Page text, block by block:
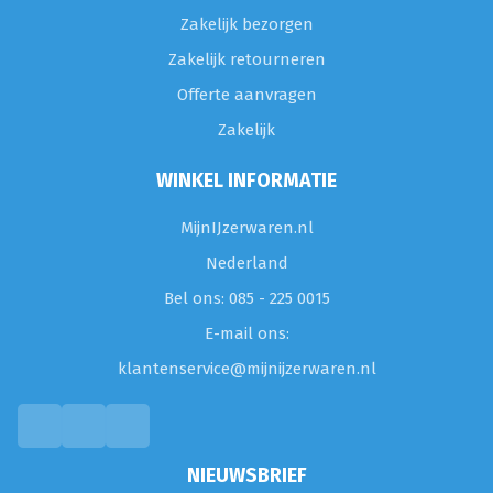
Zakelijk bezorgen
Zakelijk retourneren
Offerte aanvragen
Zakelijk
WINKEL INFORMATIE
MijnIJzerwaren.nl
Nederland
Bel ons: 085 - 225 0015
E-mail ons:
klantenservice@mijnijzerwaren.nl
NIEUWSBRIEF